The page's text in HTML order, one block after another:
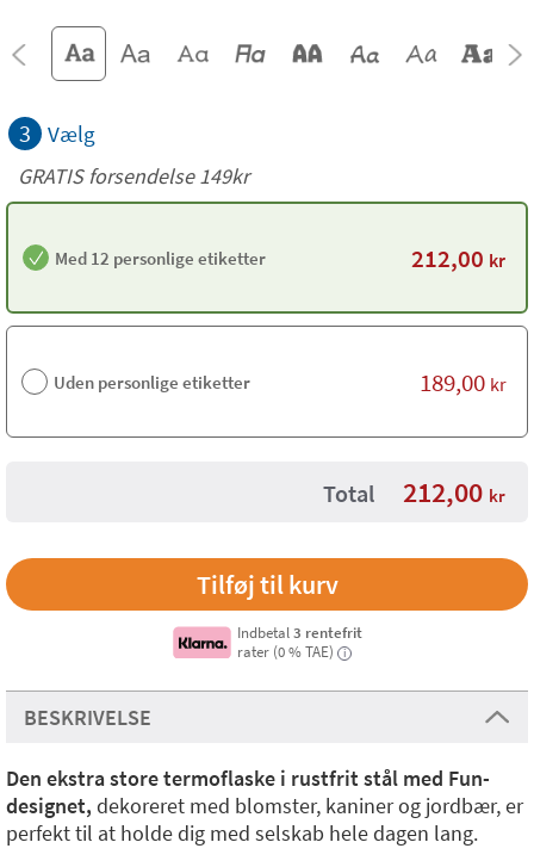
3 Vælg
GRATIS forsendelse 149kr
Med 12 personlige etiketter 212,00 kr
Uden personlige etiketter 189,00 kr
Total 212,00 kr
Indbetal3 rentefrit
rater (0 % TAE)
i
BESKRIVELSE
Den ekstra store termoflaske i rustfrit stål med Fun-
designet, dekoreret med blomster, kaniner og jordbær, er
perfekt til at holde dig med selskab hele dagen lang.